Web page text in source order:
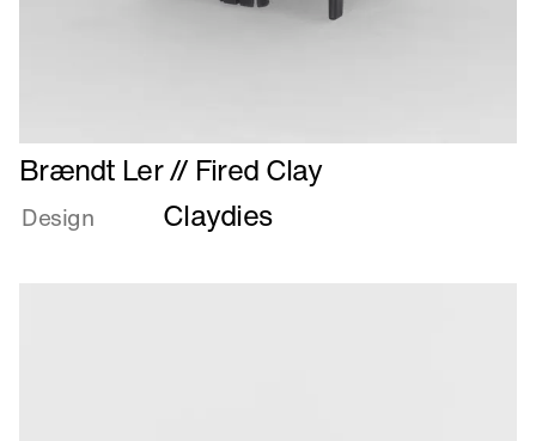
Læs
mere
om
Brændt Ler // Fired Clay
Design Claydies